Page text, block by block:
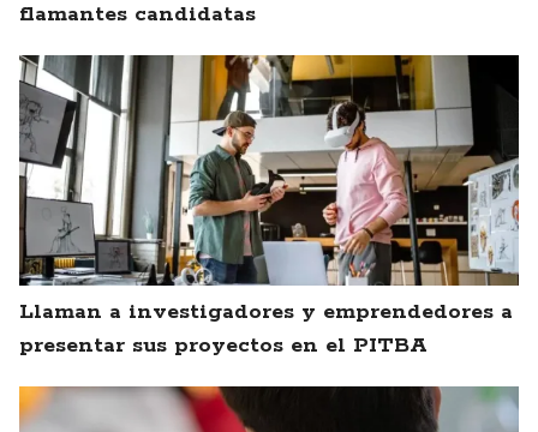
flamantes candidatas
Llaman a investigadores y emprendedores a
presentar sus proyectos en el PITBA